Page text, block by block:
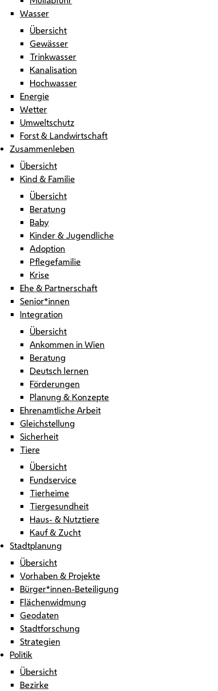
Wasser
Übersicht
Gewässer
Trinkwasser
Kanalisation
Hochwasser
Energie
Wetter
Umweltschutz
Forst & Landwirtschaft
Zusammenleben
Übersicht
Kind & Familie
Übersicht
Beratung
Baby
Kinder & Jugendliche
Adoption
Pflegefamilie
Krise
Ehe & Partnerschaft
Senior*innen
Integration
Übersicht
Ankommen in Wien
Beratung
Deutsch lernen
Förderungen
Planung & Konzepte
Ehrenamtliche Arbeit
Gleichstellung
Sicherheit
Tiere
Übersicht
Fundservice
Tierheime
Tiergesundheit
Haus- & Nutztiere
Kauf & Zucht
Stadtplanung
Übersicht
Vorhaben & Projekte
Bürger*innen-Beteiligung
Flächenwidmung
Geodaten
Stadtforschung
Strategien
Politik
Übersicht
Bezirke